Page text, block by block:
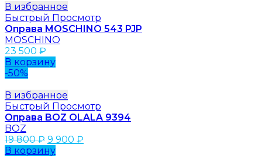
В избранное
Быстрый Просмотр
Оправа MOSCHINO 543 PJP
MOSCHINO
23 500 ₽
В корзину
-50%
В избранное
Быстрый Просмотр
Оправа BOZ OLALA 9394
BOZ
19 800₽ 9 900 ₽
В корзину